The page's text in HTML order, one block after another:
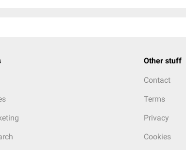
Other stuff
Contact
Terms
Privacy
Cookies